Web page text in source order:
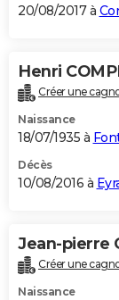
20/08/2017 à
Henri
Créer une
Naissance
18/07/1935 à
Décès
10/08/2016 à
Jean-pierre
Créer une
Naissance